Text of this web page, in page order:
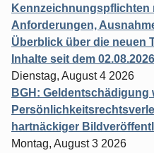
Kennzeichnungspflichten
Anforderungen,
Überblick über die neuen
Inhalte seit dem 02.08.2026
Dienstag, August 4 2026
BGH:
hartnäckiger
Montag, August 3 2026